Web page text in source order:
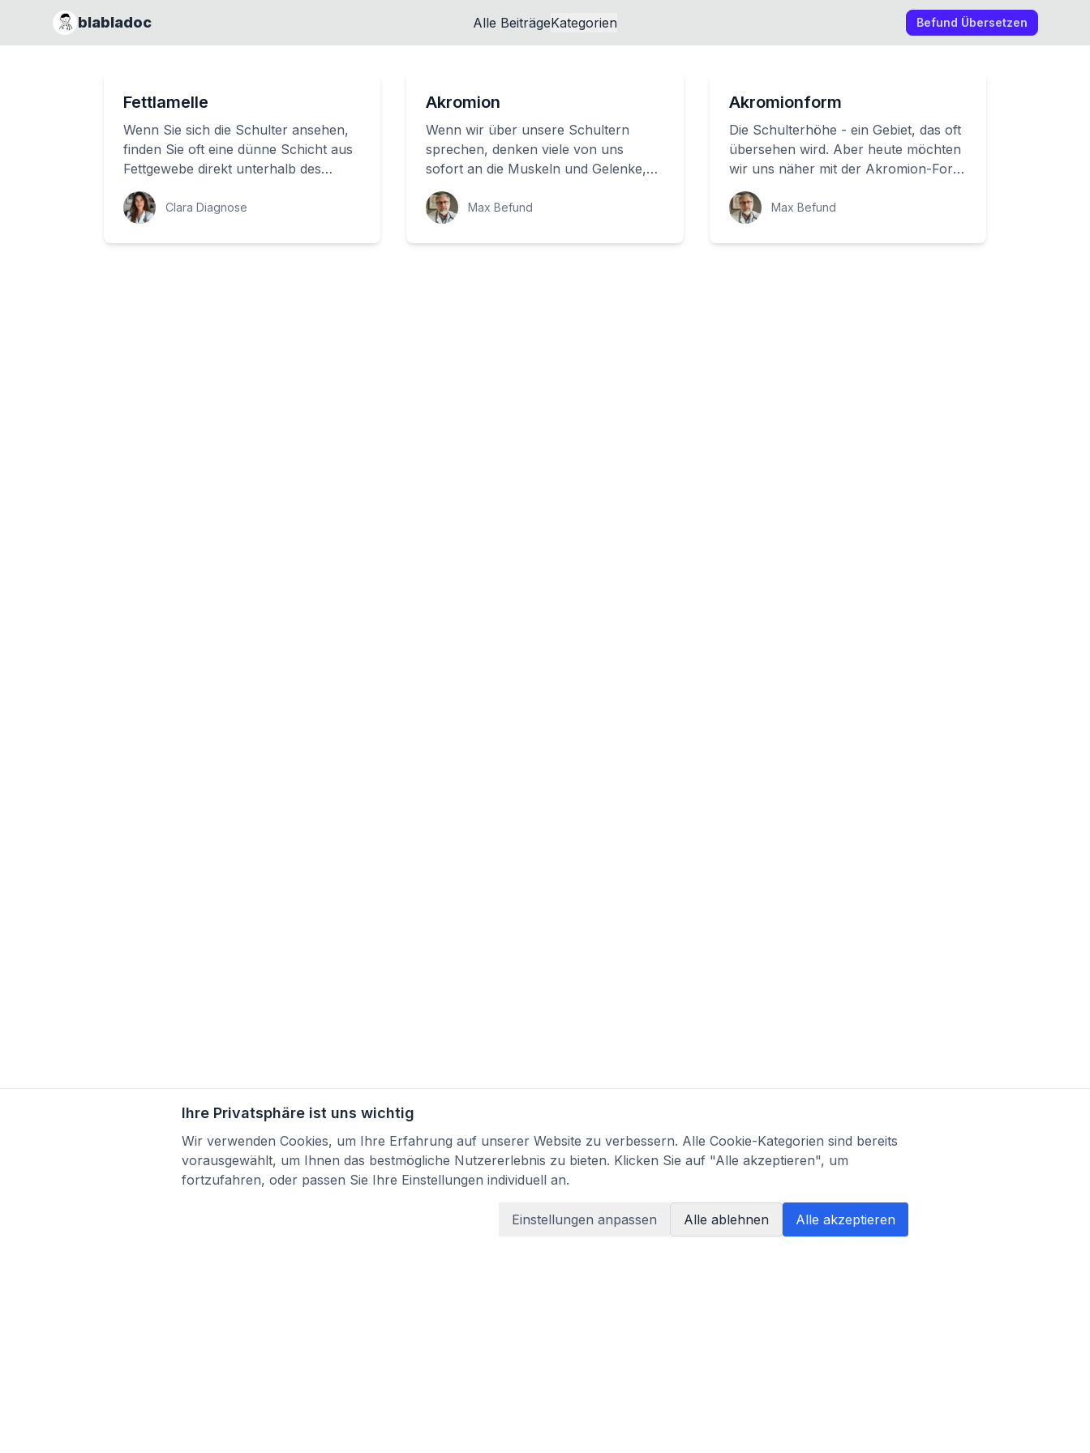
blabladoc Alle BeiträgeKategorien Befund Übersetzen
Fettlamelle
Wenn Sie sich die Schulter ansehen,
finden Sie oft eine dünne Schicht aus
Fettgewebe direkt unterhalb des
Akromions. Aber was ist das
Geheimnis dieser...
Clara Diagnose
Akromion
Wenn wir über unsere Schultern
sprechen, denken viele von uns
sofort an die Muskeln und Gelenke,
die unser Arm bewegen lassen. Aber
es gibt einen weit...
Max Befund
Akromionform
Die Schulterhöhe - ein Gebiet, das oft
übersehen wird. Aber heute möchten
wir uns näher mit der Akromion-Form
beschäftigen, die die Form deiner
Schult...Max Befund
Ihre Privatsphäre ist uns wichtig
Wir verwenden Cookies, um Ihre Erfahrung auf unserer Website zu verbessern. Alle Cookie-Kategorien sind bereits
vorausgewählt, um Ihnen das bestmögliche Nutzererlebnis zu bieten. Klicken Sie auf "Alle akzeptieren", um
fortzufahren, oder passen Sie Ihre Einstellungen individuell an.
Einstellungen anpassen Alle ablehnen Alle akzeptieren